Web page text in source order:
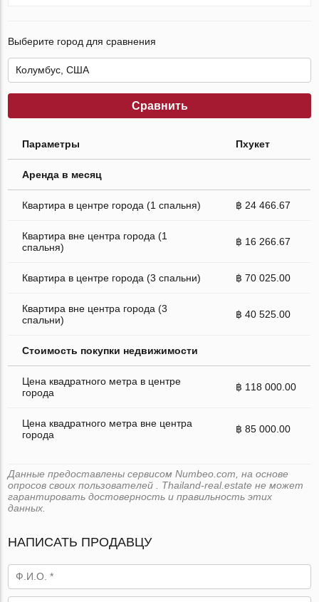
Выберите город для сравнения
Сравнить
Параметры Пхукет
Аренда в месяц
Квартира в центре города (1 спальня) ฿ 24 466.67
Квартира вне центра города (1
спальня)
฿ 16 266.67
Квартира в центре города (3 спальни) ฿ 70 025.00
Квартира вне центра города (3
спальни)
฿ 40 525.00
Стоимость покупки недвижимости
Цена квадратного метра в центре
города
฿ 118 000.00
Цена квадратного метра вне центра
города
฿ 85 000.00
Данные предоставлены сервисом Numbeo.com, на основе
опросов своих пользователей . Thailand-real.estate не может
гарантировать достоверность и правильность этих
данных.
НАПИСАТЬ ПРОДАВЦУ